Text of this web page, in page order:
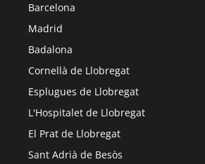
Barcelona
Madrid
Badalona
Cornellà de Llobregat
Esplugues de Llobregat
L'Hospitalet de Llobregat
El Prat de Llobregat
Sant Adrià de Besòs